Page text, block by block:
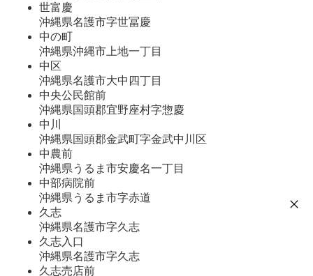
世富慶
沖縄県名護市字世冨慶
中の町
沖縄県沖縄市上地一丁目
中区
沖縄県名護市大中四丁目
中央公民館前
沖縄県国頭郡宜野座村字惣慶
中川
沖縄県国頭郡金武町字金武中川区
中農前
沖縄県うるま市安慶名一丁目
中部病院前
沖縄県うるま市字赤道
久志
沖縄県名護市字久志
久志入口
沖縄県名護市字久志
久志売店前